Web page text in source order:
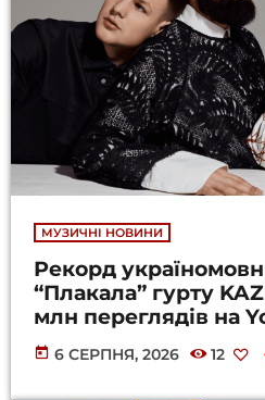
МУЗИЧНІ НОВИНИ
Рекорд
“Плакала” гурту
млн переглядів на
today 6 СЕРПНЯ, 2026 12